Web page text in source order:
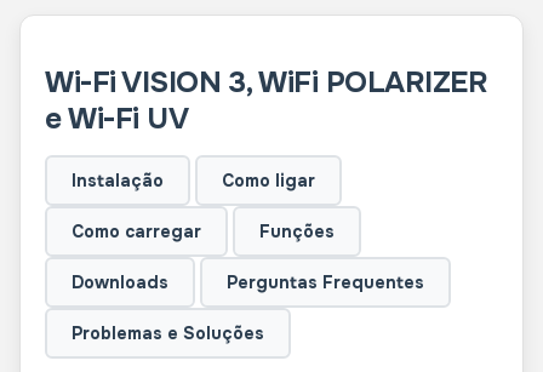
Wi-Fi VISION 3, WiFi POLARIZER
e Wi-Fi UV
Instalação Como ligar
Como carregar Funções
Downloads Perguntas Frequentes
Problemas e Soluções